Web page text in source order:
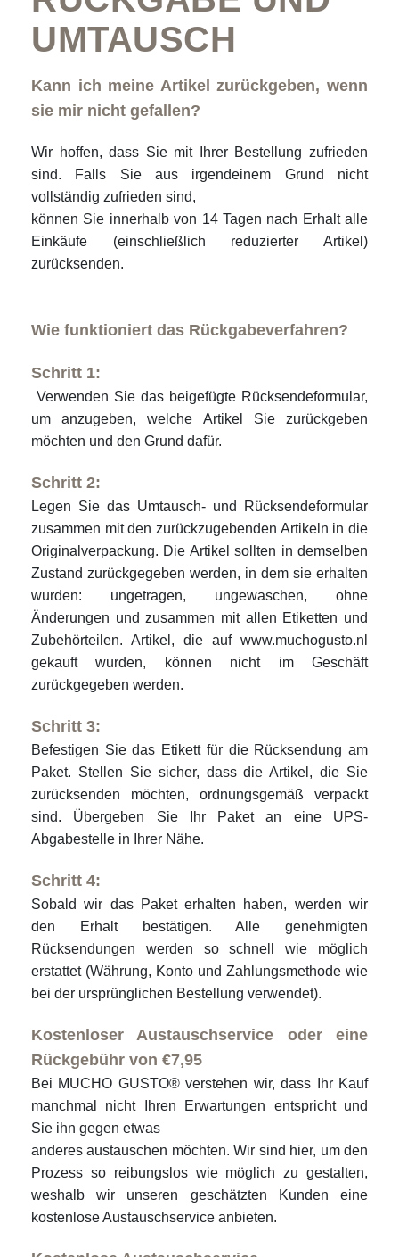
UMTAUSCH
Kann ich meine Artikel zurückgeben, wenn
sie mir nicht gefallen?
Wir hoffen, dass Sie mit Ihrer Bestellung zufrieden
sind. Falls Sie aus irgendeinem Grund nicht
vollständig zufrieden sind,
können Sie innerhalb von 14 Tagen nach Erhalt alle
Einkäufe (einschließlich reduzierter Artikel)
zurücksenden.
Wie funktioniert das Rückgabeverfahren?
Schritt 1:
Verwenden Sie das beigefügte Rücksendeformular,
um anzugeben, welche Artikel Sie zurückgeben
möchten und den Grund dafür.
Schritt 2:
Legen Sie das Umtausch- und Rücksendeformular
zusammen mit den zurückzugebenden Artikeln in die
Originalverpackung. Die Artikel sollten in demselben
Zustand zurückgegeben werden, in dem sie erhalten
wurden: ungetragen, ungewaschen, ohne
Änderungen und zusammen mit allen Etiketten und
Zubehörteilen. Artikel, die auf www.muchogusto.nl
gekauft wurden, können nicht im Geschäft
zurückgegeben werden.
Schritt 3:
Befestigen Sie das Etikett für die Rücksendung am
Paket. Stellen Sie sicher, dass die Artikel, die Sie
zurücksenden möchten, ordnungsgemäß verpackt
sind. Übergeben Sie Ihr Paket an eine UPS-
Abgabestelle in Ihrer Nähe.
Schritt 4:
Sobald wir das Paket erhalten haben, werden wir
den Erhalt bestätigen. Alle genehmigten
Rücksendungen werden so schnell wie möglich
erstattet (Währung, Konto und Zahlungsmethode wie
bei der ursprünglichen Bestellung verwendet).
Kostenloser Austauschservice oder eine
Rückgebühr von €7,95
Bei MUCHO GUSTO® verstehen wir, dass Ihr Kauf
manchmal nicht Ihren Erwartungen entspricht und
Sie ihn gegen etwas
anderes austauschen möchten. Wir sind hier, um den
Prozess so reibungslos wie möglich zu gestalten,
weshalb wir unseren geschätzten Kunden eine
kostenlose Austauschservice anbieten.